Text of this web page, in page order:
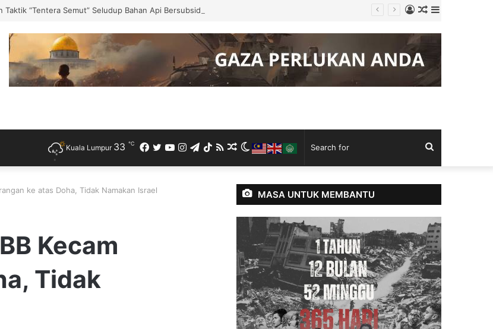
Taktik “Tentera Semut” Seludup Bahan Api Bersubsidi di Sempadan
Random
Article
Log
In
for
Switch
skin
Random
Article
RSS
TikTok
Telegram
Instagram
YouTube
Twitter
Facebook
Kuala Lumpur 33 ℃
ke atas Doha, Tidak Namakan Israel
Kecam
Tidak
MASA UNTUK MEMBANTU